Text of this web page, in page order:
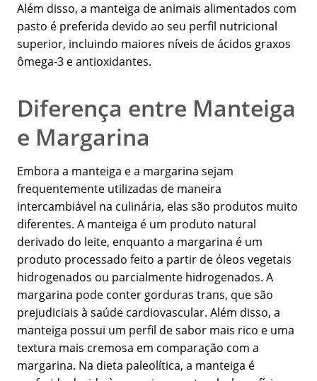
Além disso, a manteiga de animais alimentados com
pasto é preferida devido ao seu perfil nutricional
superior, incluindo maiores níveis de ácidos graxos
ômega-3 e antioxidantes.
Diferença entre Manteiga
e Margarina
Embora a manteiga e a margarina sejam
frequentemente utilizadas de maneira
intercambiável na culinária, elas são produtos muito
diferentes. A manteiga é um produto natural
derivado do leite, enquanto a margarina é um
produto processado feito a partir de óleos vegetais
hidrogenados ou parcialmente hidrogenados. A
margarina pode conter gorduras trans, que são
prejudiciais à saúde cardiovascular. Além disso, a
manteiga possui um perfil de sabor mais rico e uma
textura mais cremosa em comparação com a
margarina. Na dieta paleolítica, a manteiga é